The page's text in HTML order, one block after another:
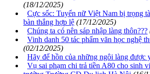
(18/12/2025)
Cực sốc: Tuyển nữ Việt Nam bị trọng
bàn thắng hợp lệ (17/12/2025)
Chúng ta có nên sáp nhập làng thôn???
Vinh danh 50 tác phẩm văn học nghệ
(02/12/2025)
Hãy để hồn của những ngôi làng được
Vụ sai phạm chi trả tiền A80 cho sinh